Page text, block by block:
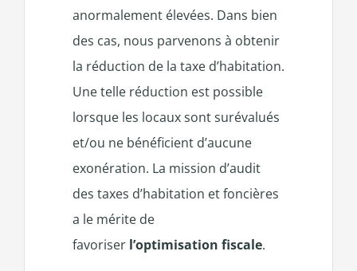
anormalement élevées. Dans bien
des cas, nous parvenons à obtenir
la réduction de la taxe d’habitation.
Une telle réduction est possible
lorsque les locaux sont surévalués
et/ou ne bénéficient d’aucune
exonération. La mission d’audit
des taxes d’habitation et foncières
a le mérite de
favoriser l’optimisation fiscale.